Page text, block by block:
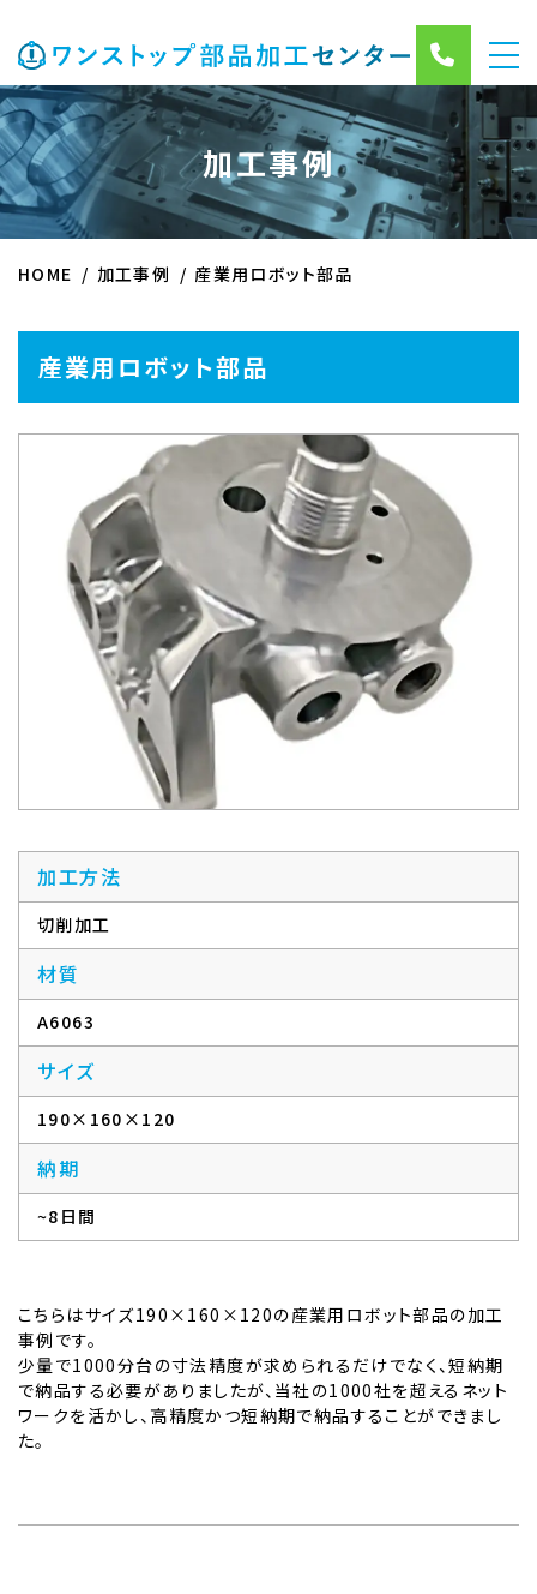
加工事例
HOME 加工事例 産業用ロボット部品
産業用ロボット部品
加工方法
切削加工
材質
A6063
サイズ
190×160×120
納期
~8日間
こちらはサイズ190×160×120の産業用ロボット部品の加工
事例です。
少量で1000分台の寸法精度が求められるだけでなく、短納期
で納品する必要がありましたが、当社の1000社を超えるネット
ワークを活かし、高精度かつ短納期で納品することができまし
た。